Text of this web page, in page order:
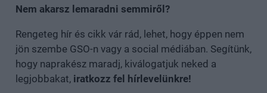
Nem akarsz lemaradni semmiről?
Rengeteg hír és cikk vár rád, lehet, hogy éppen nem
jön szembe GSO-n vagy a social médiában. Segítünk,
hogy naprakész maradj, kiválogatjuk neked a
legjobbakat, iratkozz fel hírlevelünkre!